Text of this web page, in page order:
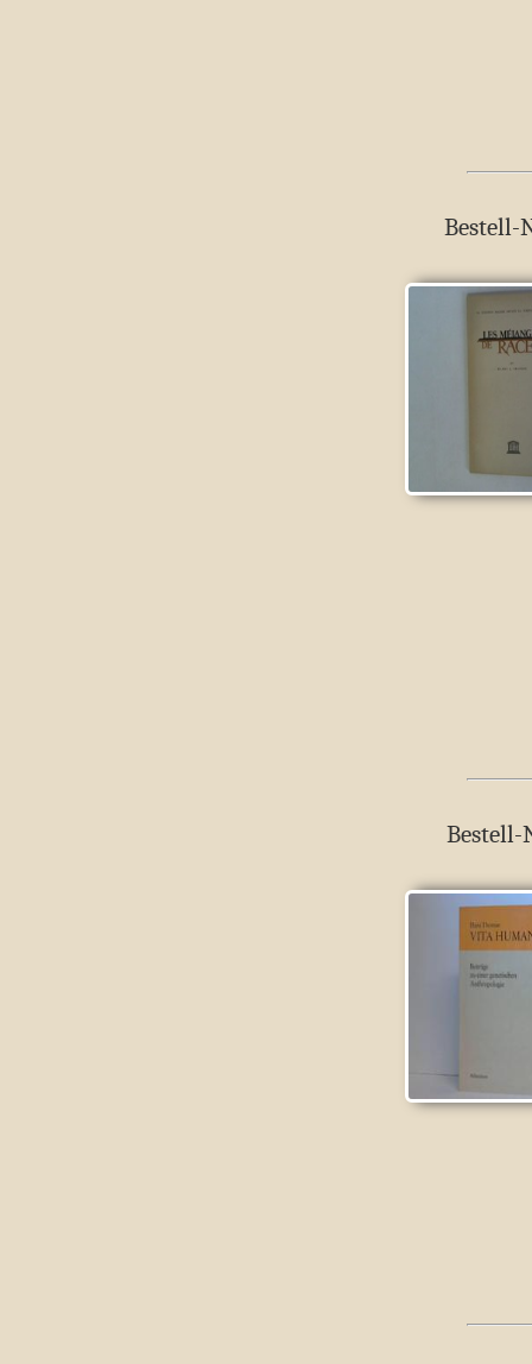
Bestell-
Bestell-